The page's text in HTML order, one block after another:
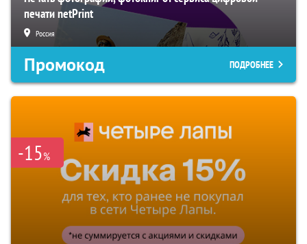
печати netPrint
Россия
Промокод ПОДРОБНЕЕ
-15%